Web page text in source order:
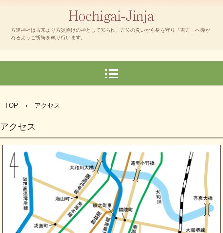
方違神社は古来より方災除けの神として知られ、方位の災いから身を守り「吉方」へ導か
れるようご祈祷を執り行います。
TOP › アクセス
アクセス